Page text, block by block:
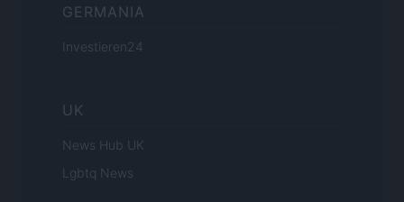
GERMANIA
Investieren24
UK
News Hub UK
Lgbtq News